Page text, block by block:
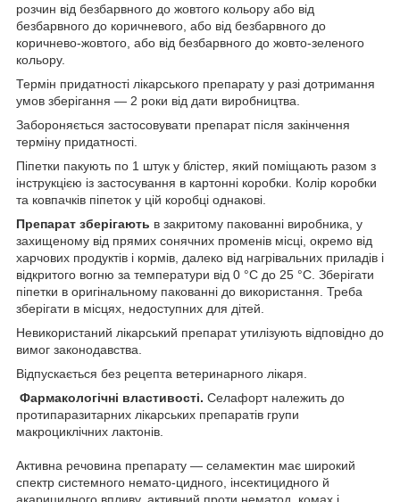
розчин від безбарвного до жовтого кольору або від
безбарвного до коричневого, або від безбарвного до
коричнево-жовтого, або від безбарвного до жовто-зеленого
кольору.
Термін придатності лікарського препарату у разі дотримання
умов зберігання — 2 роки від дати виробництва.
Забороняється застосовувати препарат після закінчення
терміну придатності.
Піпетки пакують по 1 штук у блістер, який поміщають разом з
інструкцією із застосування в картонні коробки. Колір коробки
та ковпачків піпеток у цій коробці однакові.
Препарат зберігають в закритому пакованні виробника, у
захищеному від прямих сонячних променів місці, окремо від
харчових продуктів і кормів, далеко від нагрівальних приладів і
відкритого вогню за температури від 0 °C до 25 °C. Зберігати
піпетки в оригінальному пакованні до використання. Треба
зберігати в місцях, недоступних для дітей.
Невикористаний лікарський препарат утилізують відповідно до
вимог законодавства.
Відпускається без рецепта ветеринарного лікаря.
Фармакологічні властивості. Селафорт належить до
протипаразитарних лікарських препаратів групи
макроциклічних лактонів.
Активна речовина препарату — селамектин має широкий
спектр системного немато-цидного, інсектицидного й
акарицидного впливу, активний проти нематод, комах і